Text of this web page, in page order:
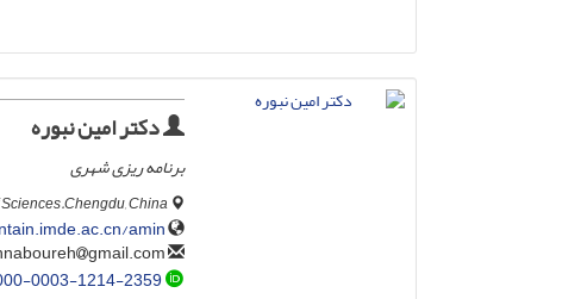
دکتر امین نبوره
برنامه ریزی شهری
China
amin
gmail.com
0003-1214-2359